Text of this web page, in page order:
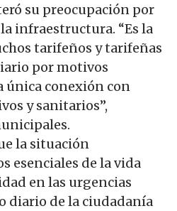
su preocupación por
infraestructura. “Es la
tarifeños y tarifeñas
por motivos
única conexión con
y sanitarios”,
la situación
esenciales de la vida
en las urgencias
diario de la ciudadanía